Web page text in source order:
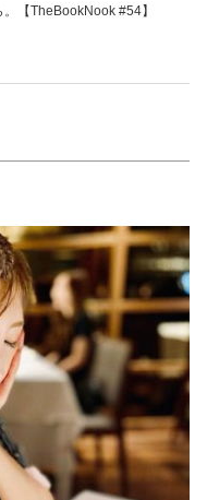
【TheBookNook #54】